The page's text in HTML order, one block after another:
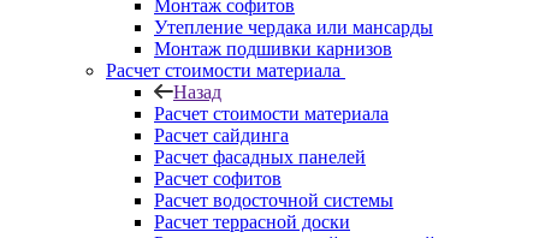
Монтаж софитов
Утепление чердака или мансарды
Монтаж подшивки карнизов
Расчет стоимости материала
Назад
Расчет стоимости материала
Расчет сайдинга
Расчет фасадных панелей
Расчет софитов
Расчет водосточной системы
Расчет террасной доски